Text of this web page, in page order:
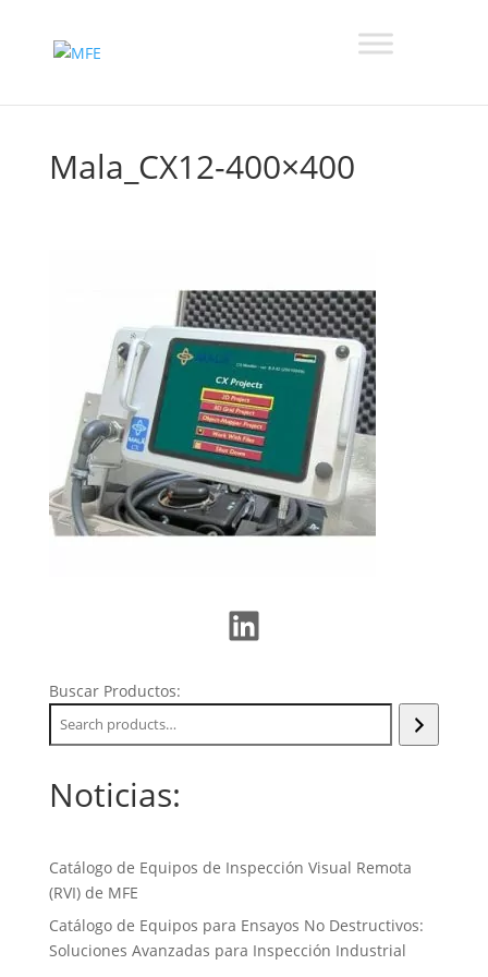
Mala_CX12-400×400
LinkedIn
Buscar Productos:
Noticias:
Catálogo de Equipos de Inspección Visual Remota
(RVI) de MFE
Catálogo de Equipos para Ensayos No Destructivos:
Soluciones Avanzadas para Inspección Industrial